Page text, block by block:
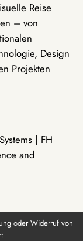
Reise
– von
Design
Projekten
| FH
and
oder Widerruf von